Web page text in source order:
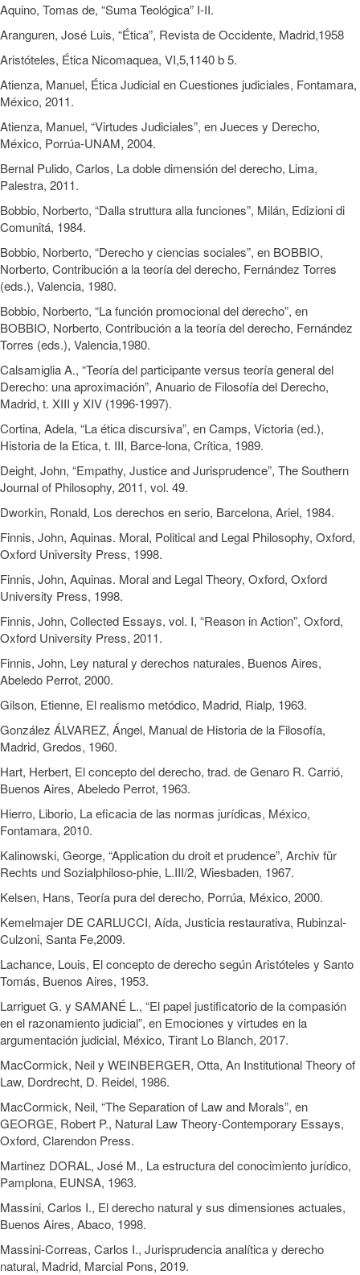
Aquino, Tomas de, “Suma Teológica” I-II.
Aranguren, José Luis, “Ética”, Revista de Occidente, Madrid,1958
Aristóteles, Ética Nicomaquea, VI,5,1140 b 5.
Atienza, Manuel, Ética Judicial en Cuestiones judiciales, Fontamara,
México, 2011.
Atienza, Manuel, “Virtudes Judiciales”, en Jueces y Derecho,
México, Porrúa-UNAM, 2004.
Bernal Pulido, Carlos, La doble dimensión del derecho, Lima,
Palestra, 2011.
Bobbio, Norberto, “Dalla struttura alla funciones”, Milán, Edizioni di
Comunitá, 1984.
Bobbio, Norberto, “Derecho y ciencias sociales”, en BOBBIO,
Norberto, Contribución a la teoría del derecho, Fernández Torres
(eds.), Valencia, 1980.
Bobbio, Norberto, “La función promocional del derecho”, en
BOBBIO, Norberto, Contribución a la teoría del derecho, Fernández
Torres (eds.), Valencia,1980.
Calsamiglia A., “Teoría del participante versus teoría general del
Derecho: una aproximación”, Anuario de Filosofía del Derecho,
Madrid, t. XIII y XIV (1996-1997).
Cortina, Adela, “La ética discursiva”, en Camps, Victoria (ed.),
Historia de la Etica, t. III, Barce-lona, Crítica, 1989.
Deight, John, “Empathy, Justice and Jurisprudence”, The Southern
Journal of Philosophy, 2011, vol. 49.
Dworkin, Ronald, Los derechos en serio, Barcelona, Ariel, 1984.
Finnis, John, Aquinas. Moral, Political and Legal Philosophy, Oxford,
Oxford University Press, 1998.
Finnis, John, Aquinas. Moral and Legal Theory, Oxford, Oxford
University Press, 1998.
Finnis, John, Collected Essays, vol. I, “Reason in Action”, Oxford,
Oxford University Press, 2011.
Finnis, John, Ley natural y derechos naturales, Buenos Aires,
Abeledo Perrot, 2000.
Gilson, Etienne, El realismo metódico, Madrid, Rialp, 1963.
González ÁLVAREZ, Ángel, Manual de Historia de la Filosofía,
Madrid, Gredos, 1960.
Hart, Herbert, El concepto del derecho, trad. de Genaro R. Carrió,
Buenos Aires, Abeledo Perrot, 1963.
Hierro, Liborio, La eficacia de las normas jurídicas, México,
Fontamara, 2010.
Kalinowski, George, “Application du droit et prudence”, Archiv für
Rechts und Sozialphiloso-phie, L.III/2, Wiesbaden, 1967.
Kelsen, Hans, Teoría pura del derecho, Porrúa, México, 2000.
Kemelmajer DE CARLUCCI, Aída, Justicia restaurativa, Rubinzal-
Culzoni, Santa Fe,2009.
Lachance, Louis, El concepto de derecho según Aristóteles y Santo
Tomás, Buenos Aires, 1953.
Larriguet G. y SAMANÉ L., “El papel justificatorio de la compasión
en el razonamiento judicial”, en Emociones y virtudes en la
argumentación judicial, México, Tirant Lo Blanch, 2017.
MacCormick, Neil y WEINBERGER, Otta, An Institutional Theory of
Law, Dordrecht, D. Reidel, 1986.
MacCormick, Neil, “The Separation of Law and Morals”, en
GEORGE, Robert P., Natural Law Theory-Contemporary Essays,
Oxford, Clarendon Press.
Martinez DORAL, José M., La estructura del conocimiento jurídico,
Pamplona, EUNSA, 1963.
Massini, Carlos I., El derecho natural y sus dimensiones actuales,
Buenos Aires, Abaco, 1998.
Massini-Correas, Carlos I., Jurisprudencia analítica y derecho
natural, Madrid, Marcial Pons, 2019.